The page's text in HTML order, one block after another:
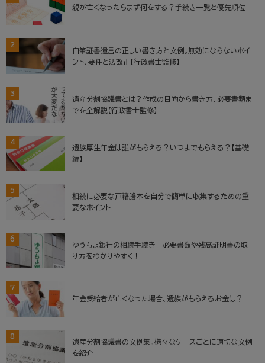
親が亡くなったらまず何をする？手続き一覧と優先順位
2
自筆証書遺言の正しい書き方と文例。無効にならないポイ
ント、要件と法改正【行政書士監修】
3
遺産分割協議書とは？作成の目的から書き方、必要書類ま
でを全解説【行政書士監修】
4
遺族厚生年金は誰がもらえる？いつまでもらえる？【基礎
編】
5
相続に必要な戸籍謄本を自分で簡単に収集するための重
要なポイント
6
ゆうちょ銀行の相続手続き 必要書類や残高証明書の取
り方をわかりやすく！
7
年金受給者が亡くなった場合、遺族がもらえるお金は？
8
遺産分割協議書の文例集。様々なケースごとに適切な文例
を紹介